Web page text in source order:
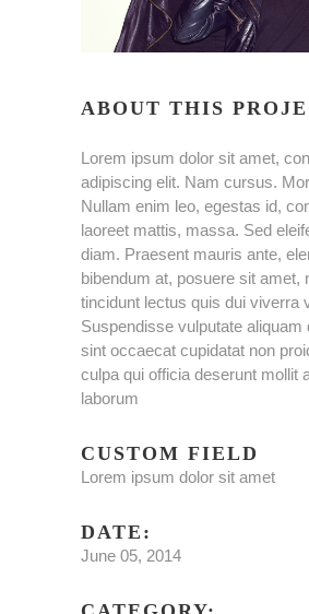
ABOUT THIS
Lorem ipsum dolor sit amet,
adipiscing elit. Nam cursus.
Nullam enim leo, egestas id,
laoreet mattis, massa. Sed
diam. Praesent mauris ante,
bibendum at, posuere sit amet,
tincidunt lectus quis dui viverra
Suspendisse vulputate aliquam
sint occaecat cupidatat non
culpa qui officia deserunt mollit
laborum
CUSTOM FIELD
Lorem ipsum dolor sit amet
DATE:
June 05, 2014